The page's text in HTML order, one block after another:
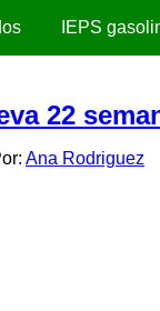
IEPS
22
Ana Rodriguez